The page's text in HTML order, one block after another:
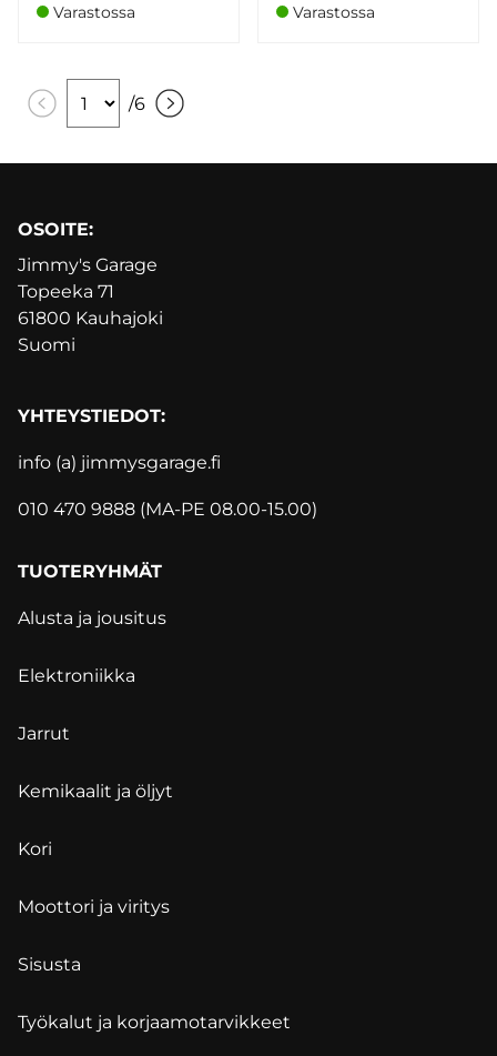
Varastossa
Varastossa
/6
OSOITE:
Jimmy's Garage
Topeeka 71
61800 Kauhajoki
Suomi
YHTEYSTIEDOT:
info (a) jimmysgarage.fi
010 470 9888 (MA-PE 08.00-15.00)
TUOTERYHMÄT
Alusta ja jousitus
Elektroniikka
Jarrut
Kemikaalit ja öljyt
Kori
Moottori ja viritys
Sisusta
Työkalut ja korjaamotarvikkeet